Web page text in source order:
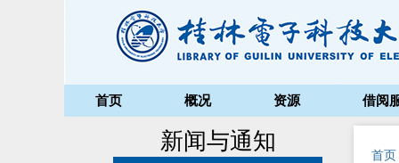
首页 概况 资源 借阅
新闻与通知
首页